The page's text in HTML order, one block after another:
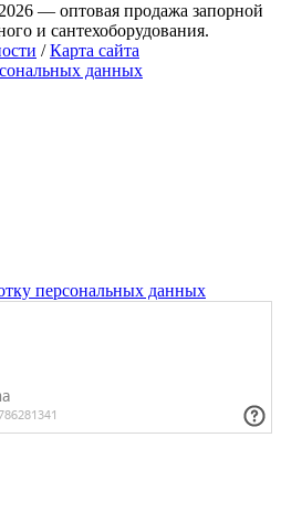
— оптовая продажа запорной
и сантехоборудования.
/Карта сайта
данных
персональных данных